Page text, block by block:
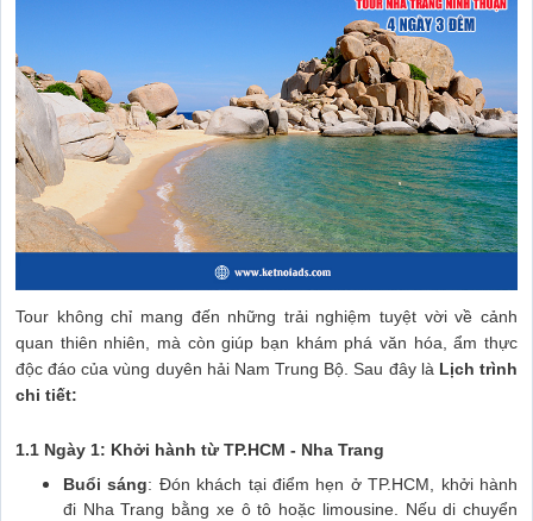
Tour không chỉ mang đến những trải nghiệm tuyệt vời về cảnh
quan thiên nhiên, mà còn giúp bạn khám phá văn hóa, ẩm thực
độc đáo của vùng duyên hải Nam Trung Bộ. Sau đây là Lịch trình
chi tiết:
1.1 Ngày 1: Khởi hành từ TP.HCM - Nha Trang
Buổi sáng: Đón khách tại điểm hẹn ở TP.HCM, khởi hành
đi Nha Trang bằng xe ô tô hoặc limousine. Nếu di chuyển